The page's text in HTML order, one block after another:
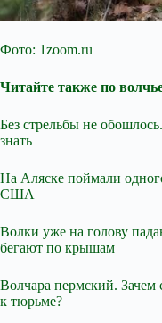
Фото: 1zoom.ru
Читайте также по
Без стрельбы не
знать
На Аляске поймали
США
Волки уже на голову
бегают по крышам
Волчара пермский. Зачем
к тюрьме?